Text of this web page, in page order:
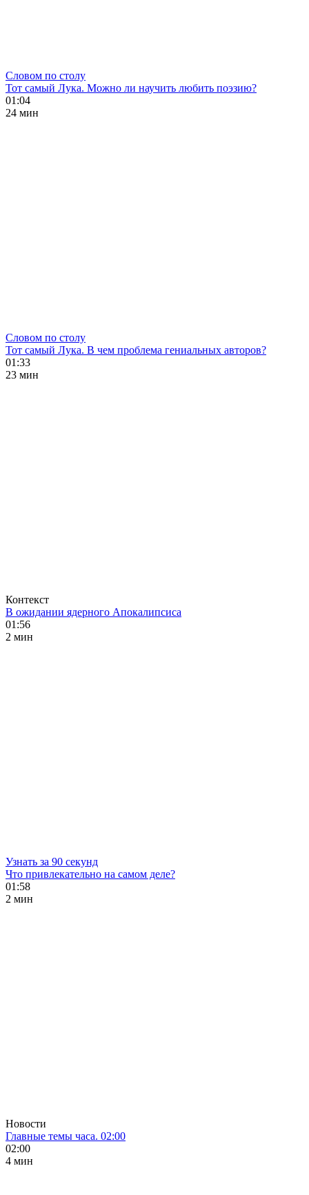
Словом по столу
Тот самый Лука. Можно ли научить любить поэзию?
01:04
24 мин
Словом по столу
Тот самый Лука. В чем проблема гениальных авторов?
01:33
23 мин
Контекст
В ожидании ядерного Апокалипсиса
01:56
2 мин
Узнать за 90 секунд
Что привлекательно на самом деле?
01:58
2 мин
Новости
Главные темы часа. 02:00
02:00
4 мин